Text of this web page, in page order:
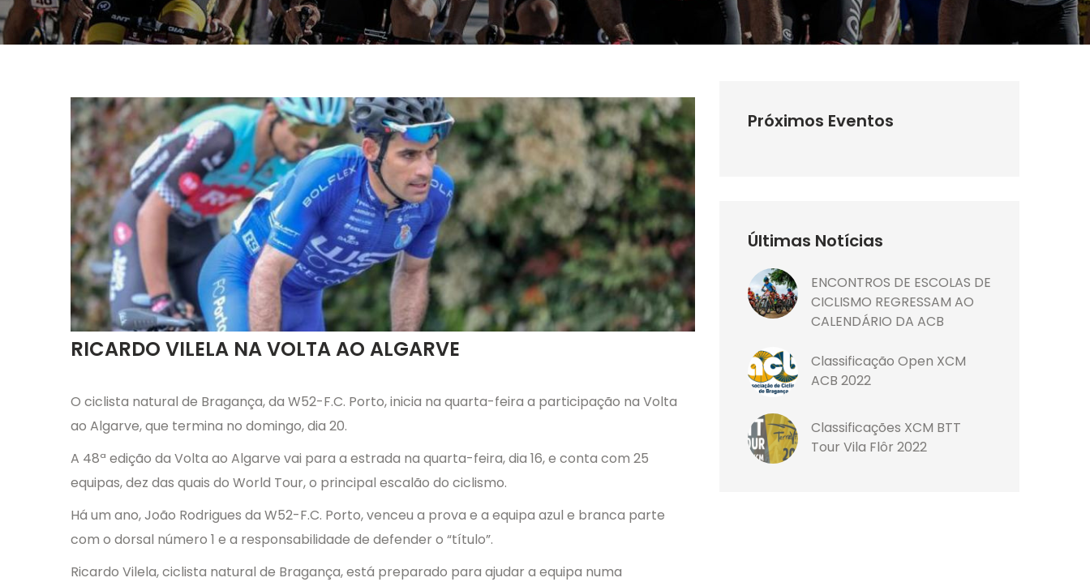
RICARDO VILELA NA VOLTA AO ALGARVE
O ciclista natural de Bragança, da W52-F.C. Porto, inicia na quarta-feira a participação na Volta
ao Algarve, que termina no domingo, dia 20.
A 48ª edição da Volta ao Algarve vai para a estrada na quarta-feira, dia 16, e conta com 25
equipas, dez das quais do World Tour, o principal escalão do ciclismo.
Há um ano, João Rodrigues da W52-F.C. Porto, venceu a prova e a equipa azul e branca parte
com o dorsal número 1 e a responsabilidade de defender o “título”.
Ricardo Vilela, ciclista natural de Bragança, está preparado para ajudar a equipa numa
Próximos Eventos
Últimas Notícias
ENCONTROS DE ESCOLAS DE
CICLISMO REGRESSAM AO
CALENDÁRIO DA ACB
Classificação Open XCM
ACB 2022
Classificações XCM BTT
Tour Vila Flôr 2022